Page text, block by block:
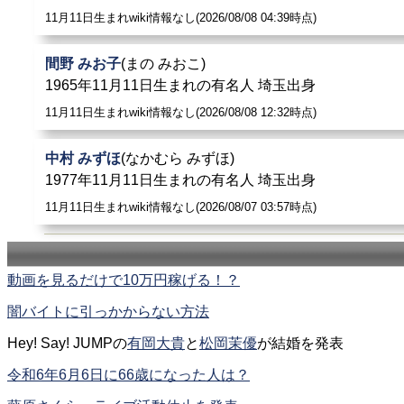
11月11日生まれwiki情報なし(2026/08/08 04:39時点)
間野 みお子(まの みおこ)
1965年11月11日生まれの有名人 埼玉出身
11月11日生まれwiki情報なし(2026/08/08 12:32時点)
中村 みずほ(なかむら みずほ)
1977年11月11日生まれの有名人 埼玉出身
11月11日生まれwiki情報なし(2026/08/07 03:57時点)
動画を見るだけで10万円稼げる！？
闇バイトに引っかからない方法
Hey! Say! JUMPの有岡大貴と松岡茉優が結婚を発表
令和6年6月6日に66歳になった人は？